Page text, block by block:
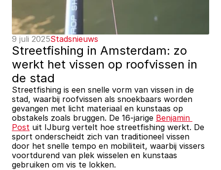
9 juli 2025Stadsnieuws
Streetfishing in Amsterdam: zo
werkt het vissen op roofvissen in
de stad
Streetfishing is een snelle vorm van vissen in de
stad, waarbij roofvissen als snoekbaars worden
gevangen met licht materiaal en kunstaas op
obstakels zoals bruggen. De 16-jarige Benjamin
Post uit IJburg vertelt hoe streetfishing werkt. De
sport onderscheidt zich van traditioneel vissen
door het snelle tempo en mobiliteit, waarbij vissers
voortdurend van plek wisselen en kunstaas
gebruiken om vis te lokken.